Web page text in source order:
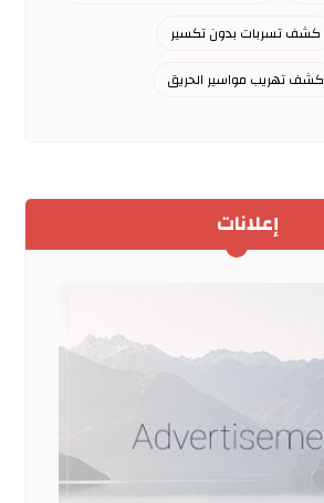
كشف تسربات بدون تكسير
كشف تهريب مواسير الحريق
إعلانات